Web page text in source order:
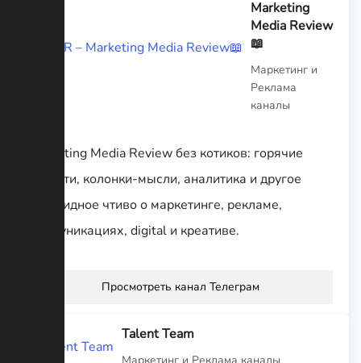
Marketing
Media Review
📖
Маркетинг и
Реклама
каналы
Marketing Media Review без котиков: горячие
новости, колонки-мысли, аналитика и другое
лонгридное чтиво о маркетинге, рекламе,
коммуникациях, digital и креативе.
Просмотреть канал Телеграм
Talent Team
Маркетинг и Реклама каналы